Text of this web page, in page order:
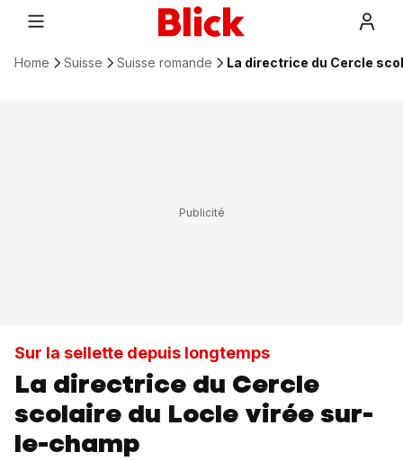
Home Suisse Suisse romande La directrice du Cercle
Sur la sellette depuis longtemps
La directrice du Cercle
scolaire du Locle virée sur-
le-champ